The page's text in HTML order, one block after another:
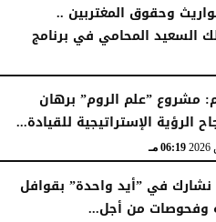
وحقوق المغتربين ..
السعيد المحامي في برنامج
مشروع ”علم الروم” برهان
الرؤية الإستراتيجية للقيادة...
06:19 مـ
نشارك في ”أيد واحدة” بقوافل
وفحوصات من أجل...